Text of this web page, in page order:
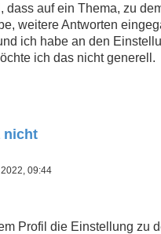
dass auf ein Thema, zu
weitere Antworten
ich habe an den
ich das nicht generell.
nicht
09:44
Profil die Einstellung zu